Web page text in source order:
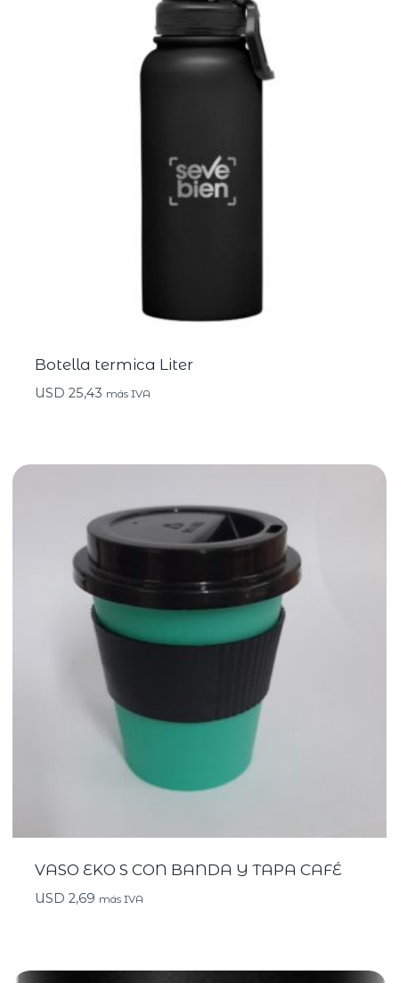
Botella termica Liter
USD 25,43 más IVA
VASO EKO S CON BANDA Y TAPA CAFÉ
USD 2,69 más IVA